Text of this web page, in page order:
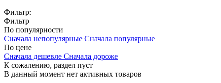
Фильтр:
Фильтр
По популярности
Сначала непопулярные Сначала популярные
По цене
Сначала дешевле Сначала дороже
К сожалению, раздел пуст
В данный момент нет активных товаров